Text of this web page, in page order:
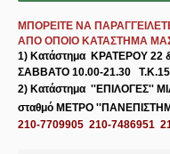
ΜΠΟΡΕΙΤΕ ΝΑ
ΑΠΟ ΟΠΟΙΟ ΚΑΤΑΣΤΗΜΑ
1) Κατάστημα ΚΡΑΤΕΡΟΥ 22
ΣΑΒΒΑΤΟ 10.00-21.30
2) Κατάστημα ''ΕΠΙΛΟΓΕΣ''
σταθμό ΜΕΤΡΟ
210-7709905 210-7486951